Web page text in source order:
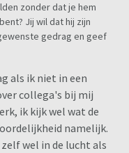
zonder dat je hem
Jij wil dat hij zijn
gedrag en geef
als ik niet in een
collega's bij mij
ik kijk wel wat de
namelijk.
wel in de lucht als